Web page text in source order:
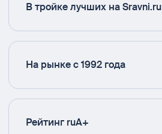
В тройке лучших на Sravni.ru
На рынке с 1992 года
Рейтинг ruA+